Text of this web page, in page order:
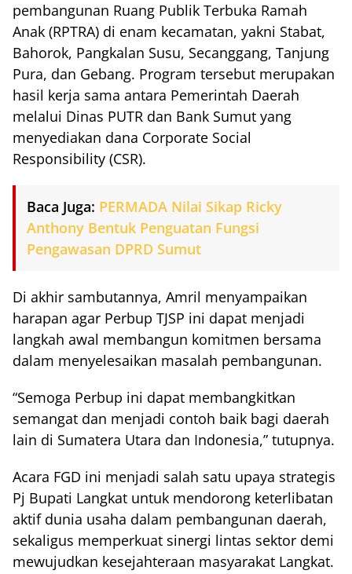
pembangunan Ruang Publik Terbuka Ramah
Anak (RPTRA) di enam kecamatan, yakni Stabat,
Bahorok, Pangkalan Susu, Secanggang, Tanjung
Pura, dan Gebang. Program tersebut merupakan
hasil kerja sama antara Pemerintah Daerah
melalui Dinas PUTR dan Bank Sumut yang
menyediakan dana Corporate Social
Responsibility (CSR).
Baca Juga: PERMADA Nilai Sikap Ricky
Anthony Bentuk Penguatan Fungsi
Pengawasan DPRD Sumut
Di akhir sambutannya, Amril menyampaikan
harapan agar Perbup TJSP ini dapat menjadi
langkah awal membangun komitmen bersama
dalam menyelesaikan masalah pembangunan.
“Semoga Perbup ini dapat membangkitkan
semangat dan menjadi contoh baik bagi daerah
lain di Sumatera Utara dan Indonesia,” tutupnya.
Acara FGD ini menjadi salah satu upaya strategis
Pj Bupati Langkat untuk mendorong keterlibatan
aktif dunia usaha dalam pembangunan daerah,
sekaligus memperkuat sinergi lintas sektor demi
mewujudkan kesejahteraan masyarakat Langkat.